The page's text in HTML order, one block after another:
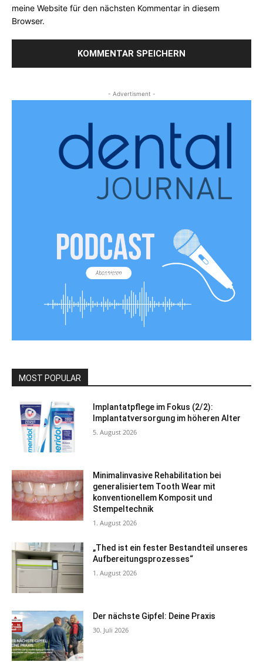
meine Website für den nächsten Kommentar in diesem
Browser.
- Advertisment -
MOST POPULAR
Implantatpflege im Fokus (2/2):
Implantatversorgung im höheren Alter
5. August 2026
Minimalinvasive Rehabilitation bei
generalisiertem Tooth Wear mit
konventionellem Komposit und
Stempeltechnik
1. August 2026
„Thed ist ein fester Bestandteil unseres
Aufbereitungsprozesses“
1. August 2026
Der nächste Gipfel: Deine Praxis
30. Juli 2026